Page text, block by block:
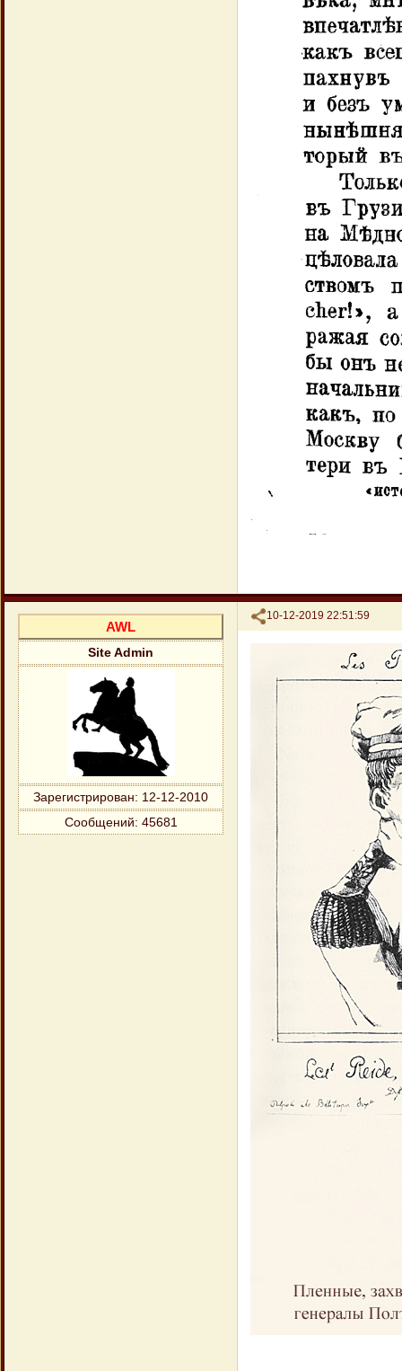
Поделиться
10-12-2019 22:51:59
AWL
Site Admin
Зарегистрирован: 12-12-2010
Сообщений: 45681